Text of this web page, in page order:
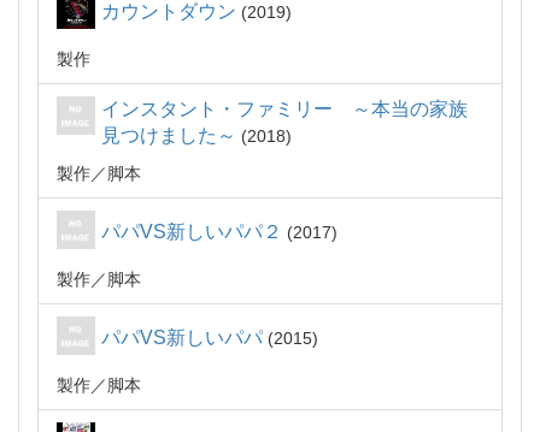
カウントダウン 2019
製作
インスタント・ファミリー ～本当の家族
見つけました～
2018
製作
脚本
パパVS新しいパパ２ 2017
製作 脚本
パパVS新しいパパ 2015
製作 脚本